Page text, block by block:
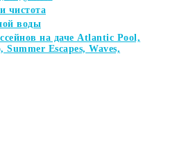
чистота
воды
на даче Atlantic Pool,
Escapes, Waves,